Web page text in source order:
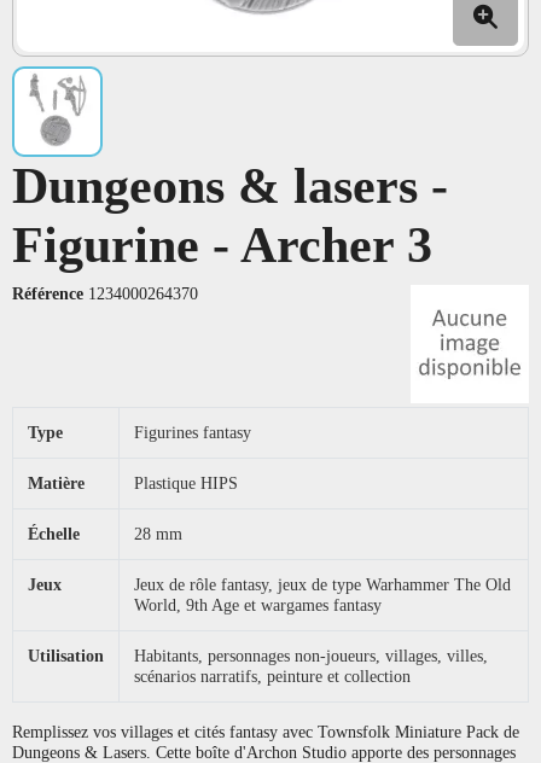
Dungeons & lasers -
Figurine - Archer 3
Référence 1234000264370
Type Figurines fantasy
Matière Plastique HIPS
Échelle 28 mm
Jeux
Jeux de rôle fantasy, jeux de type Warhammer The Old
World, 9th Age et wargames fantasy
Utilisation
Habitants, personnages non-joueurs, villages, villes,
scénarios narratifs, peinture et collection
Remplissez vos villages et cités fantasy avec Townsfolk Miniature Pack de
Dungeons & Lasers. Cette boîte d'Archon Studio apporte des personnages